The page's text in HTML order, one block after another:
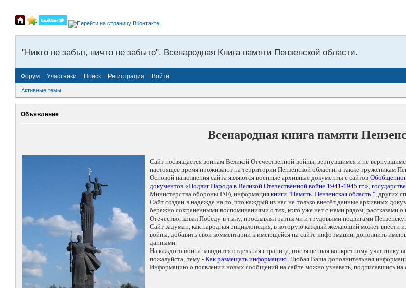
"Никто не забыт, ничто не забыто". Всенародная Книга памяти Пензенской области.
Форум Участники Поиск Регистрация Войти
Активные темы
Объявление
Всенародная книга памяти
Сайт посвящается воинам Великой Отечественной войны, вернувшимся и не
настоящее время проживают на территории Пензенской области, а также труженикам
Основой наполнения сайта являются военные архивные документы с сайтов
документов «Подвиг Народа в Великой Отечественной войне 1941-1945 гг.»,
Министерства обороны РФ), информация книги "Память. Пензенская область.", других
Сайт создан в надежде на то, что каждый из нас не только внесёт данные архивных
бережно сохраненными воспоминаниями о тех, кого уже нет с нами рядом, рассказами
Отечество, ковал Победу в тылу, прославлял ратными и трудовыми подвигами
Сайт задуман, как народная энциклопедия, в которую каждый желающий может внести
войны, добавить свои комментарии к имеющейся на сайте информации, дополнить
данными.
На каждого воина заводится отдельная страница, посвященная конкретному
пожалуйста, тему - Как размещать информацию. Любая Ваша дополнительная
Информацию о появлении новых сообщений на сайте можно узнавать, подписавшись на